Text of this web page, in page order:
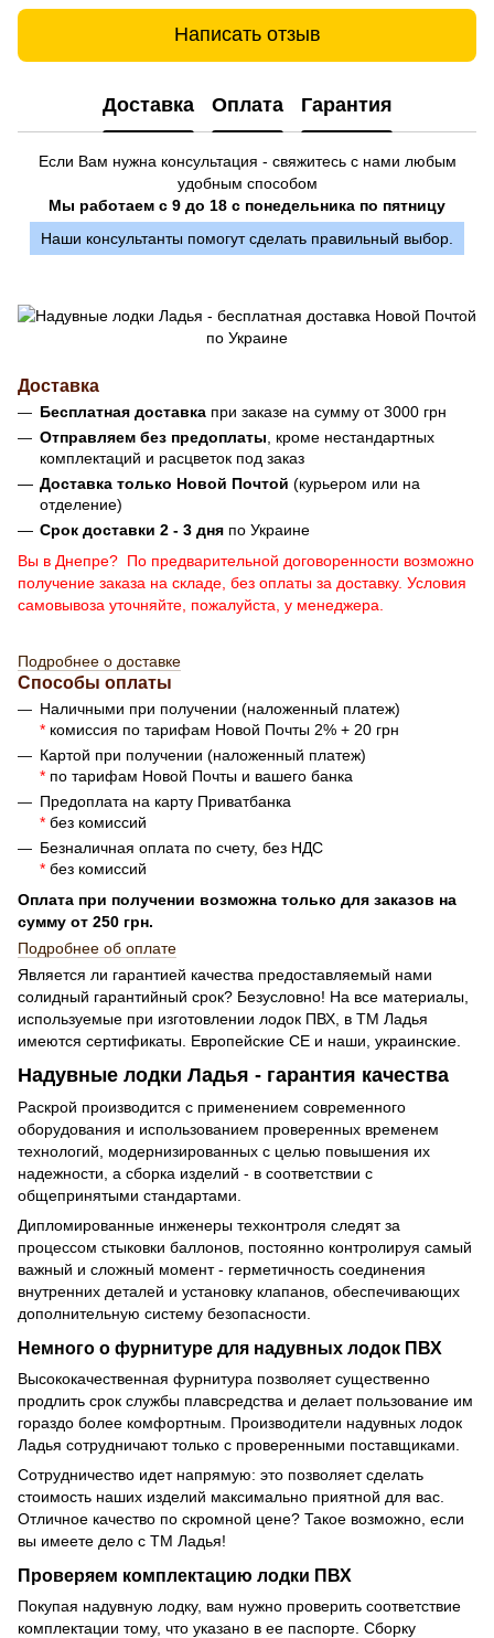
Написать отзыв
Доставка Оплата Гарантия
Если Вам нужна консультация - свяжитесь с нами любым
удобным способом
Мы работаем с 9 до 18 с понедельника по пятницу
Наши консультанты помогут сделать правильный выбор.
Доставка
Бесплатная доставка при заказе на сумму от 3000 грн
Отправляем без предоплаты , кроме нестандартных
комплектаций и расцветок под заказ
Доставка только Новой Почтой (курьером или на
отделение)
Срок доставки 2 - 3 дня по Украине
Вы в Днепре? По предварительной договоренности возможно
получение заказа на складе, без оплаты за доставку. Условия
самовывоза уточняйте, пожалуйста, у менеджера.
Подробнее о доставке
Способы оплаты
Наличными при получении (наложенный платеж)
* комиссия по тарифам Новой Почты 2% + 20 грн
Картой при получении (наложенный платеж)
* по тарифам Новой Почты и вашего банка
Предоплата на карту Приватбанка
* без комиссий
Безналичная оплата по счету, без НДС
* без комиссий
Оплата при получении возможна только для заказов на
сумму от 250 грн.
Подробнее об оплате
Является ли гарантией качества предоставляемый нами
солидный гарантийный срок? Безусловно! На все материалы,
используемые при изготовлении лодок ПВХ, в ТМ Ладья
имеются сертификаты. Европейские СЕ и наши, украинские.
Надувные лодки Ладья - гарантия качества
Раскрой производится с применением современного
оборудования и использованием проверенных временем
технологий, модернизированных с целью повышения их
надежности, а сборка изделий - в соответствии с
общепринятыми стандартами.
Дипломированные инженеры техконтроля следят за
процессом стыковки баллонов, постоянно контролируя самый
важный и сложный момент - герметичность соединения
внутренних деталей и установку клапанов, обеспечивающих
дополнительную систему безопасности.
Немного о фурнитуре для надувных лодок ПВХ
Высококачественная фурнитура позволяет существенно
продлить срок службы плавсредства и делает пользование им
гораздо более комфортным. Производители надувных лодок
Ладья сотрудничают только с проверенными поставщиками.
Сотрудничество идет напрямую: это позволяет сделать
стоимость наших изделий максимально приятной для вас.
Отличное качество по скромной цене? Такое возможно, если
вы имеете дело с ТМ Ладья!
Проверяем комплектацию лодки ПВХ
Покупая надувную лодку, вам нужно проверить соответствие
комплектации тому, что указано в ее паспорте. Сборку